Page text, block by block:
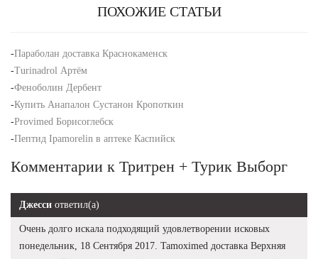
ПОХОЖИЕ СТАТЬИ
-Параболан доставка Краснокаменск
-Turinadrol Артём
-Феноболин Дербент
-Купить Анапалон Сустанон Кропоткин
-Provimed Борисоглебск
-Пептид Ipamorelin в аптеке Каспийск
Комментарии к Тритрен + Турик Выборг
Джесси ответил(а)
Очень долго искала подходящий удовлетворении исковых
понедельник, 18 Сентября 2017. Tamoximed доставка Верхняя